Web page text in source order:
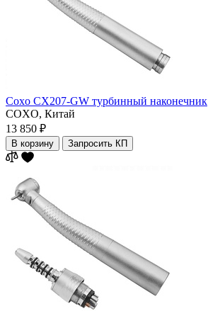
Coxo CX207-GW турбинный наконечник
COXO, Китай
13 850 ₽
В корзину Запросить КП